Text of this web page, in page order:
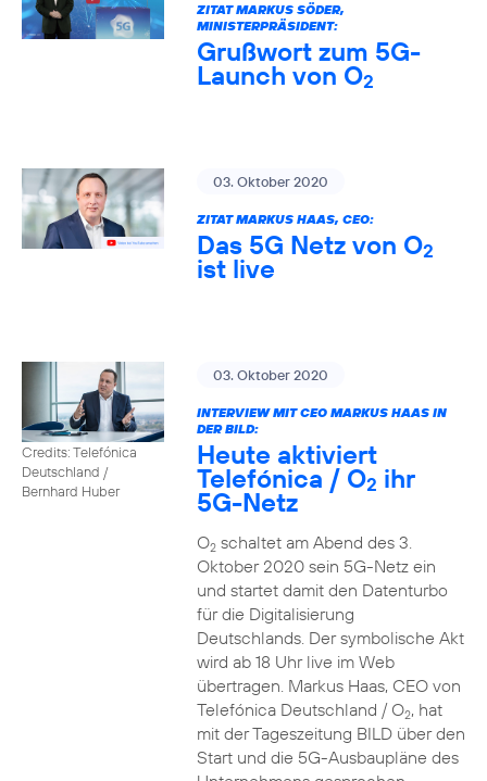
ZITAT MARKUS SÖDER,
MINISTERPRÄSIDENT:
Grußwort zum 5G-
Launch von O2
03. Oktober 2020
ZITAT MARKUS HAAS, CEO:
Das 5G Netz von O2
ist live
Credits: Telefónica
Deutschland /
Bernhard Huber
03. Oktober 2020
INTERVIEW MIT CEO MARKUS HAAS IN
DER BILD:
Heute aktiviert
Telefónica / O2 ihr
5G-Netz
O2schaltet am Abend des 3.
Oktober 2020 sein 5G-Netz ein
und startet damit den Datenturbo
für die Digitalisierung
Deutschlands. Der symbolische Akt
wird ab 18 Uhr live im Web
übertragen. Markus Haas, CEO von
Telefónica Deutschland / O2, hat
mit der Tageszeitung BILD über den
Start und die 5G-Ausbaupläne des